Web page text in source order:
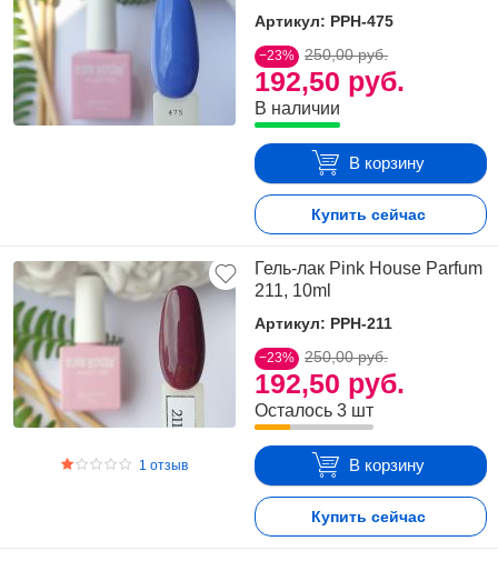
Артикул: PPH-475
−23%
192,50 руб.
250,00 руб.
В наличии
В корзину
Купить сейчас
1 отзыв
Гель-лак Pink House Parfum
211, 10ml
Артикул: PPH-211
−23%
192,50 руб.
250,00 руб.
Осталось 3 шт
В корзину
Купить сейчас